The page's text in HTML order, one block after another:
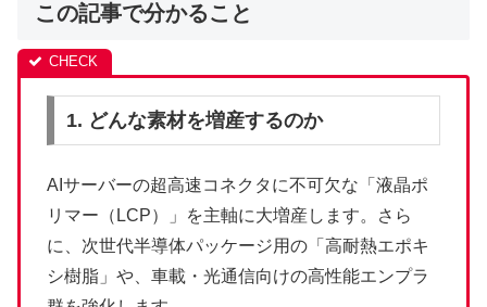
この記事で分かること
1. どんな素材を増産するのか
AIサーバーの超高速コネクタに不可欠な「液晶ポ
リマー（LCP）」を主軸に大増産します。さら
に、次世代半導体パッケージ用の「高耐熱エポキ
シ樹脂」や、車載・光通信向けの高性能エンプラ